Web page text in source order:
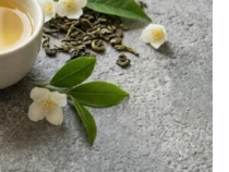
Hur brygger man
andra stimulerar
sig för något helt
arom som kan